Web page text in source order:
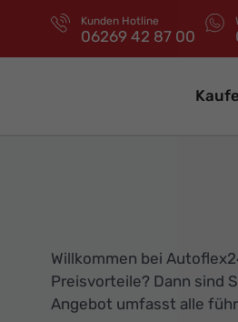
Kunden Hotline
06269 42 87 00
Willkommen bei
Preisvorteile? Dann sind
Angebot umfasst alle